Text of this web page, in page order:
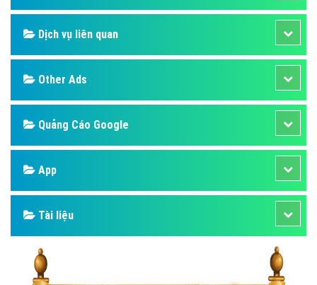
Dịch vụ liên quan
Other Ads
Quảng Cáo Google
App
Tài liệu